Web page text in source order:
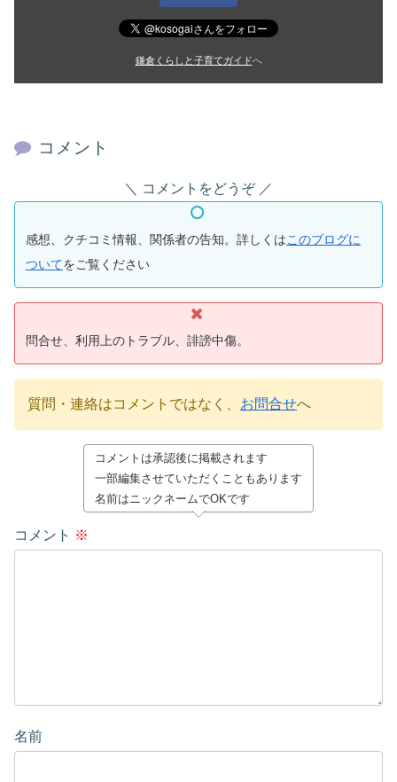
鎌倉くらしと子育てガイドへ
コメント
コメントをどうぞ
感想、クチコミ情報、関係者の告知。詳しくはこのブログに
ついてをご覧ください
問合せ、利用上のトラブル、誹謗中傷。
質問・連絡はコメントではなく、 お問合せへ
コメントは承認後に掲載されます
一部編集させていただくこともあります
名前はニックネームでOKです
コメント ※
名前